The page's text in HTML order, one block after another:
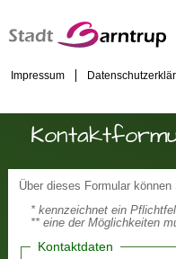
Impressum
Über dieses Formular
* kennzeichnet ein
** eine der Möglichkeiten
Kontaktdaten